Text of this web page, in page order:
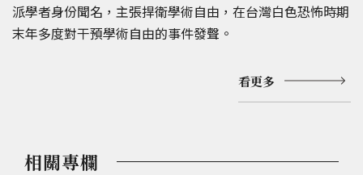
派學者身份聞名，主張捍衛學術自由，在台灣白色恐怖時期
末年多度對干預學術自由的事件發聲。
看更多
相關專欄